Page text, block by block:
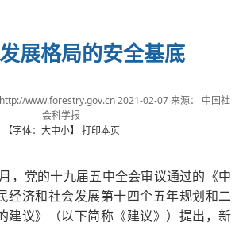
展格局的安全基底
www.forestry.gov.cn2021-02-07来源： 中国社
会科学报
【字体： 大中小】 打印本页
党的十九届五中全会审议通过的《中
经济和社会发展第十四个五年规划和二
建议》（以下简称《建议》）提出，新